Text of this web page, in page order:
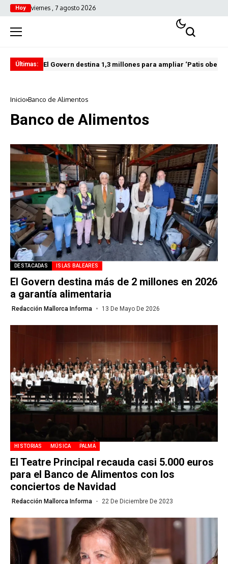
Hoy viernes , 7 agosto 2026
Últimas: El Govern destina 1,3 millones para ampliar ‘Patis
Inicio Banco de Alimentos
Banco de Alimentos
DESTACADAS ISLAS BALEARES
El Govern destina más de 2 millones en 2026
a garantía alimentaria
Redacción Mallorca Informa 13 De Mayo De 2026
HISTORIAS MÚSICA PALMA
El Teatre Principal recauda casi 5.000 euros
para el Banco de Alimentos con los
conciertos de Navidad
Redacción Mallorca Informa 22 De Diciembre De 2023